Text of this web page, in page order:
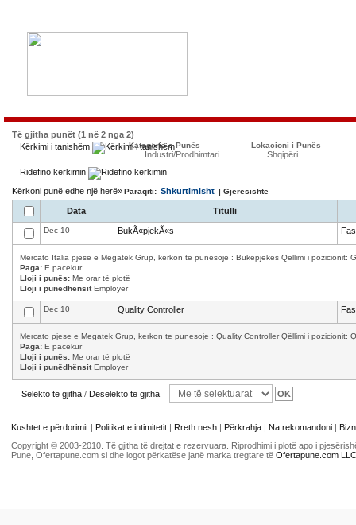
Të gjitha punët (1 në 2 nga 2)
Kërkimi i tanishëm
Kategoria e Punës
Industri/Prodhimtari
Lokacioni i Punës
Shqipëri
Ridefino kërkimin
Kërkoni punë edhe një herë»Paraqiti: Shkurtimisht | Gjerësishtë
Data Titulli
Dec 10 BukÃ«pjekÃ«s
Mercato Italia pjese e Megatek Grup, kerkon te punesoje : Bukëpjekës Qellimi i pozicionit:
Paga: E pacekur
Lloji i punës: Me orar të plotë
Lloji i punëdhënsitEmployer
Dec 10 Quality Controller
Mercato pjese e Megatek Grup, kerkon te punesoje : Quality Controller Qëllimi i pozicionit:
Paga: E pacekur
Lloji i punës: Me orar të plotë
Lloji i punëdhënsitEmployer
Selekto të gjitha / Deselekto të gjitha
Kushtet e përdorimit | Politikat e intimitetit | Rreth nesh | Përkrahja | Na rekomandoni |
Copyright © 2003-2010. Të gjitha të drejtat e rezervuara. Riprodhimi i plotë apo i
Pune, Ofertapune.com si dhe logot përkatëse janë marka tregtare të Ofertapune.com LLC